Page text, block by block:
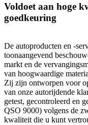
Voldoet aan hoge
goedkeuring
De autoproducten en -
toonaangevend
markt en de
van hoogwaardige
Zij zijn ontworpen voor
van onze autorijdende
getest, gecontroleerd en
QSO 9000) volgens de
kwaliteit die u kunt